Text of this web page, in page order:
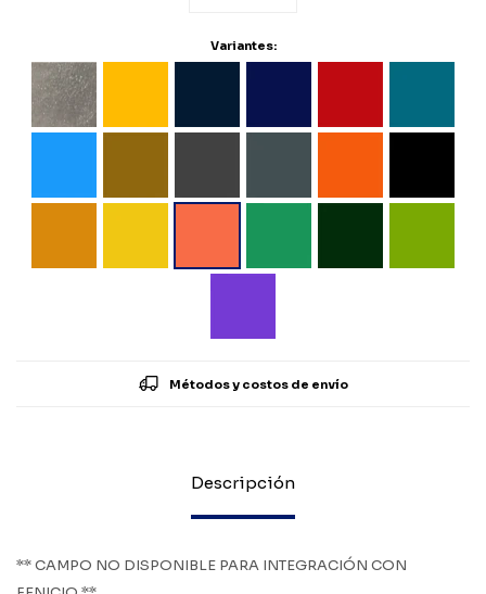
Variantes:
Métodos y costos de envío
Descripción
** CAMPO NO DISPONIBLE PARA INTEGRACIÓN CON